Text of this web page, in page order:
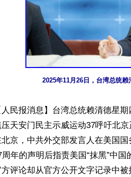
2025年11月26日，台湾总统
人民报消息】台湾总统赖清德星
天安门民主示威运动37呼吁北京
京，中共外交部发言人在美国
周年的声明后指责美国“抹黑”中
评论却从官方公开文字记录中被